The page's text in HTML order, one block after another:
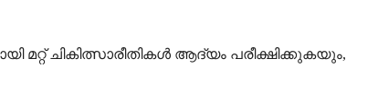
ചികിത്സാരീതികൾ ആദ്യം പരീക്ഷിക്കുകയും,